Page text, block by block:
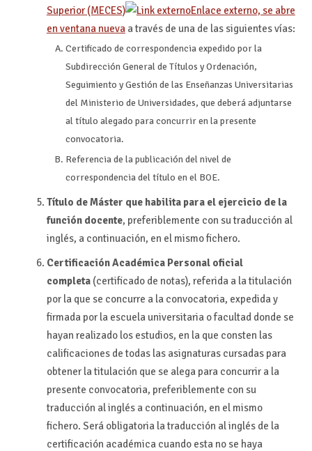
Superior (MECES)
Enlace externo, se abre
en ventana nuevaa través de una de las siguientes vías:
Certificado de correspondencia expedido por la
Subdirección General de Títulos y Ordenación,
Seguimiento y Gestión de las Enseñanzas Universitarias
del Ministerio de Universidades, que deberá adjuntarse
al título alegado para concurrir en la presente
convocatoria.
Referencia de la publicación del nivel de
correspondencia del título en el BOE.
Título de Máster que habilita para el ejercicio de la
función docente, preferiblemente con su traducción al
inglés, a continuación, en el mismo fichero.
Certificación Académica Personal oficial
completa (certificado de notas), referida a la titulación
por la que se concurre a la convocatoria, expedida y
firmada por la escuela universitaria o facultad donde se
hayan realizado los estudios, en la que consten las
calificaciones de todas las asignaturas cursadas para
obtener la titulación que se alega para concurrir a la
presente convocatoria, preferiblemente con su
traducción al inglés a continuación, en el mismo
fichero. Será obligatoria la traducción al inglés de la
certificación académica cuando esta no se haya